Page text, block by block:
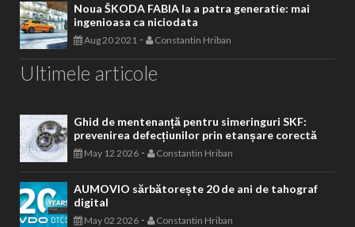
Noua ŠKODA FABIA la a patra generatie: mai
ingenioasa ca niciodata
Aug 20 2021 - Constantin Hriban
Ultimele articole
Ghid de mentenanță pentru simeringuri SKF:
prevenirea defecțiunilor prin etanșare corectă
May 12 2026 - Constantin Hriban
AUMOVIO sărbătorește 20 de ani de tahograf
digital
May 02 2026 - Constantin Hriban